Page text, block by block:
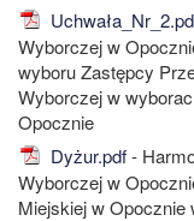
Wyborczej w
wyboru Zastępcy
Wyborczej w
Opocznie
Dyżur.pdf-
Wyborczej w
Miejskiej w Opocznie